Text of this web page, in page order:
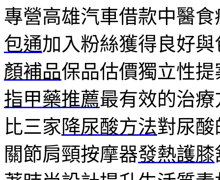
專營高雄汽車借款中醫
包通加入粉絲獲得良好
顏補品保品估價獨立性
指甲藥推薦最有效的治
比三家降尿酸方法對尿
關節肩頸按摩器發熱護膝